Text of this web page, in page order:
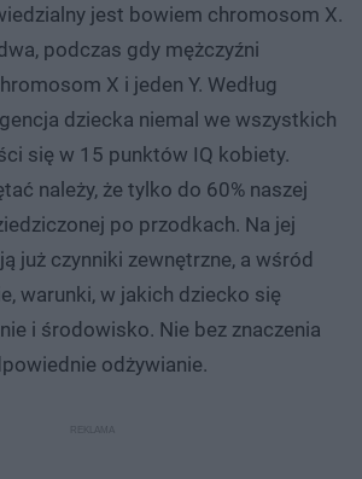
jest bowiem chromosom X.
podczas gdy mężczyźni
X i jeden Y. Według
dziecka niemal we wszystkich
się w 15 punktów IQ kobiety.
należy, że tylko do 60% naszej
po przodkach. Na jej
już czynniki zewnętrzne, a wśród
warunki, w jakich dziecko się
i środowisko. Nie bez znaczenia
odżywianie.